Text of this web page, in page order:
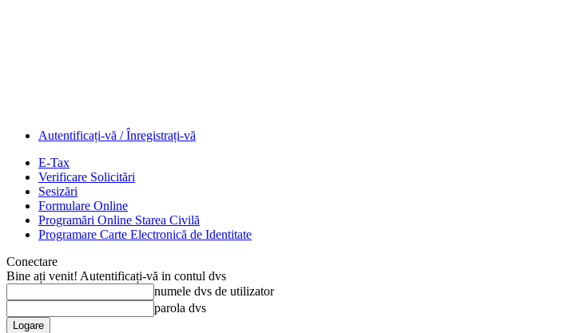
Autentificați-vă / Înregistrați-vă
E-Tax
Verificare Solicitări
Sesizări
Formulare Online
Programări Online Starea Civilă
Programare Carte Electronică de Identitate
Conectare
Bine ați venit! Autentificați-vă in contul dvs
numele dvs de utilizator
parola dvs